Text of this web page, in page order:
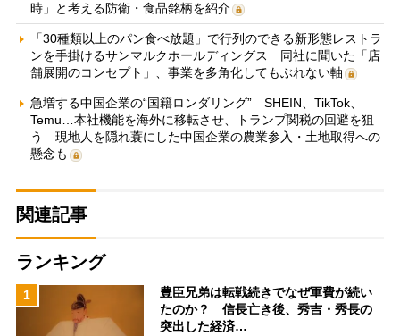
時」と考える防衛・食品銘柄を紹介
「30種類以上のパン食べ放題」で行列のできる新形態レストラ
ンを手掛けるサンマルクホールディングス 同社に聞いた「店
舗展開のコンセプト」、事業を多角化してもぶれない軸
急増する中国企業の“国籍ロンダリング” SHEIN、TikTok、
Temu…本社機能を海外に移転させ、トランプ関税の回避を狙
う 現地人を隠れ蓑にした中国企業の農業参入・土地取得への
懸念も
関連記事
ランキング
1
豊臣兄弟は転戦続きでなぜ軍費が続い
たのか？ 信長亡き後、秀吉・秀長の
突出した経済…